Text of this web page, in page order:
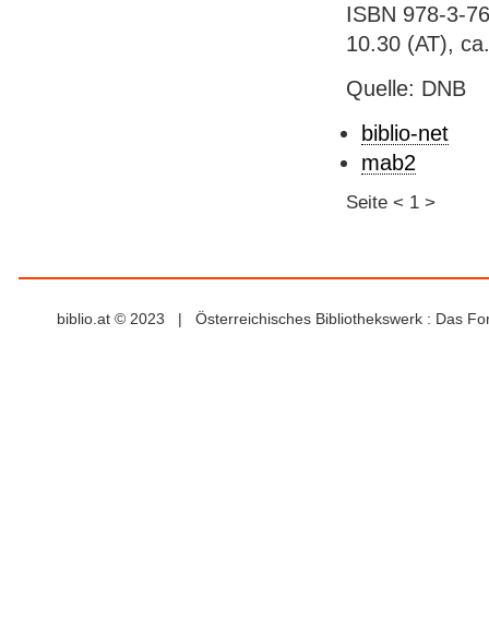
ISBN 978-3-
10.30 (AT),
Quelle: DNB
biblio-net
mab2
Seite < 1 >
biblio.at © 2023 | Österreichisches Bibliothekswerk : Das